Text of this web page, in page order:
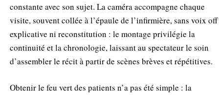
constante avec son sujet. La caméra accompagne chaque
visite, souvent collée à l’épaule de l’infirmière, sans voix off
explicative ni reconstitution : le montage privilégie la
continuité et la chronologie, laissant au spectateur le soin
d’assembler le récit à partir de scènes brèves et répétitives.
Obtenir le feu vert des patients n’a pas été simple : la